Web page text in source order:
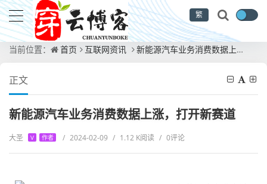
繁
当前位置： 首页 互联网资讯 新能源汽车业务消费数据上涨，打开新赛道
正文
新能源汽车业务消费数据上涨，打开新赛道
大圣 V 作者 / 2024-02-09 / 1.12 K阅读 / 0评论